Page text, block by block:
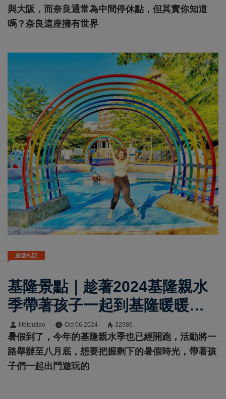
與大阪，而奈良通常為中間停休點，但其實你知道
嗎？奈良這座擁有世界
旅遊札記
基隆景點｜趁著2024基隆親水
季帶著孩子一起到基隆暖暖走
走！
lifetoutiao Oct 06 2024 32986
暑假到了，今年的基隆親水季也已經開跑，活動將一
路舉辦至八月底，想要把握剩下的暑假時光，帶著孩
子們一起出門遊玩的